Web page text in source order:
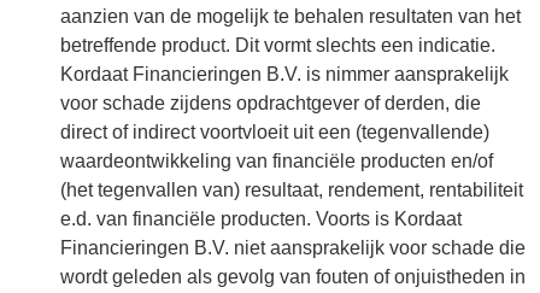
aanzien van de mogelijk te behalen resultaten van het
betreffende product. Dit vormt slechts een indicatie.
Kordaat Financieringen B.V. is nimmer aansprakelijk
voor schade zijdens opdrachtgever of derden, die
direct of indirect voortvloeit uit een (tegenvallende)
waardeontwikkeling van financiële producten en/of
(het tegenvallen van) resultaat, rendement, rentabiliteit
e.d. van financiële producten. Voorts is Kordaat
Financieringen B.V. niet aansprakelijk voor schade die
wordt geleden als gevolg van fouten of onjuistheden in